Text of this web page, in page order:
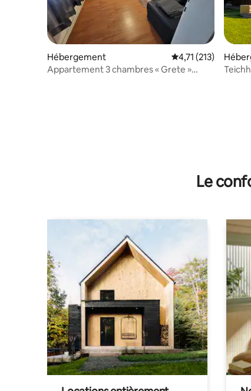
Hébergement Évaluation
4,71 (213)
Appartement 3 chambres « Grete »
Le